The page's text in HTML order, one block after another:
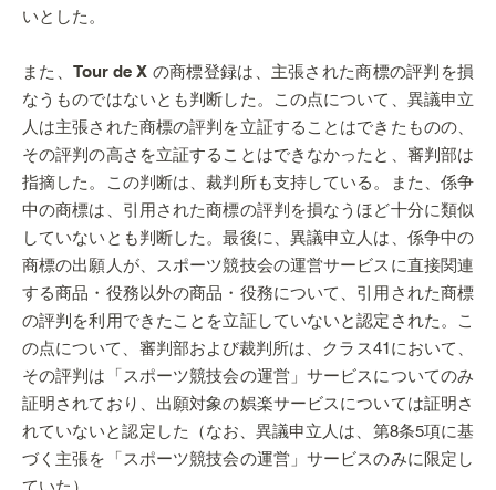
いとした。
また、 Tour de X の商標登録は、主張された商標の評判を損
なうものではないとも判断した。この点について、異議申立
人は主張された商標の評判を立証することはできたものの、
その評判の高さを立証することはできなかったと、審判部は
指摘した。この判断は、裁判所も支持している。また、係争
中の商標は、引用された商標の評判を損なうほど十分に類似
していないとも判断した。最後に、異議申立人は、係争中の
商標の出願人が、スポーツ競技会の運営サービスに直接関連
する商品・役務以外の商品・役務について、引用された商標
の評判を利用できたことを立証していないと認定された。こ
の点について、審判部および裁判所は、クラス41において、
その評判は「スポーツ競技会の運営」サービスについてのみ
証明されており、出願対象の娯楽サービスについては証明さ
れていないと認定した（なお、異議申立人は、第8条5項に基
づく主張を「スポーツ競技会の運営」サービスのみに限定し